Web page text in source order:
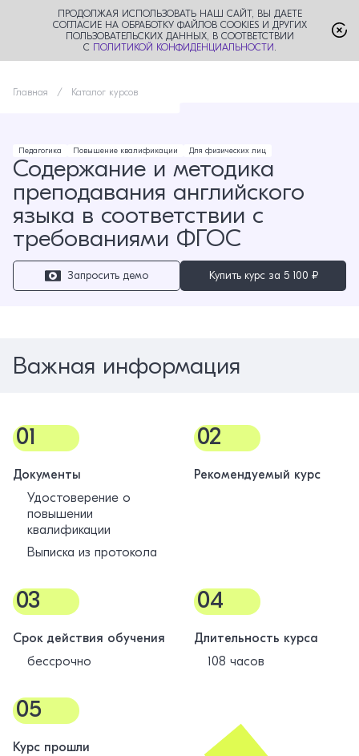
ПРОДОЛЖАЯ ИСПОЛЬЗОВАТЬ НАШ САЙТ, ВЫ ДАЕТЕ
СОГЛАСИЕ НА ОБРАБОТКУ ФАЙЛОВ COOKIES И ДРУГИХ
ПОЛЬЗОВАТЕЛЬСКИХ ДАННЫХ, В СООТВЕТСТВИИ
С ПОЛИТИКОЙ КОНФИДЕНЦИАЛЬНОСТИ .
Главная Каталог курсов
Педагогика Повышение квалификации Для физических лиц
Содержание и методика
преподавания английского
языка в соответствии с
требованиями ФГОС
Запросить демо Купить курс за 5 100 ₽
Важная информация
01
Документы
Удостоверение о
повышении
квалификации
Выписка из протокола
02
Рекомендуемый курс
03
Срок действия обучения
бессрочно
04
Длительность курса
108 часов
05
Курс прошли